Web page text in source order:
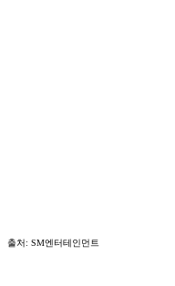
출처: SM엔터테인먼트